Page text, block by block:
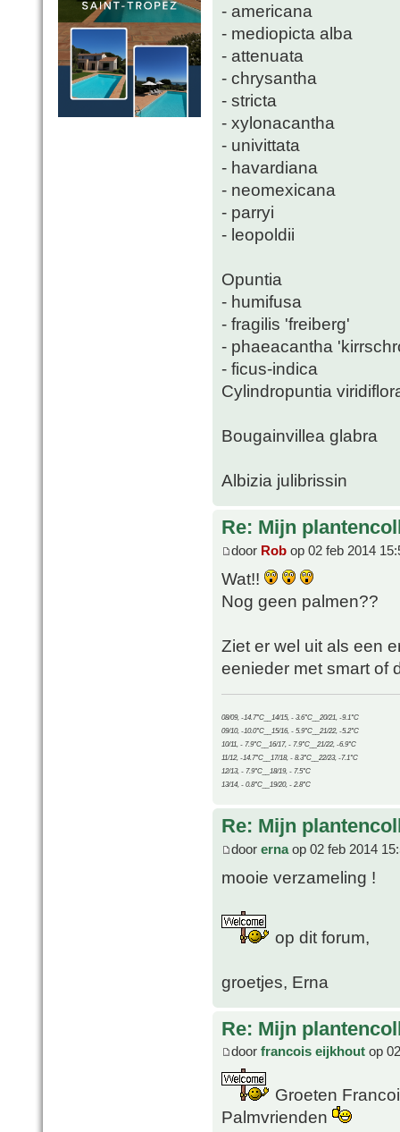
- americana
- mediopicta alba
- attenuata
- chrysantha
- stricta
- xylonacantha
- univittata
- havardiana
- neomexicana
- parryi
- leopoldii
Opuntia
- humifusa
- fragilis 'freiberg'
- phaeacantha
- ficus-indica
Cylindropuntia
Bougainvillea glabra
Albizia julibrissin
Re: Mijn
door Rob op 02 feb 2014
Wat!!
Nog geen palmen??
Ziet er wel uit als een
eenieder met smart of
08/09, -14.7°C__14/15, - 3.6°C__20/21, -9.1°C
09/10, -10.0°C__15/16, - 5.9°C__21/22, -5.2°C
10/11, - 7.9°C__16/17, - 7.9°C__21/22, -6.9°C
11/12, -14.7°C__17/18, - 8.3°C__22/23, -7.1°C
12/13, - 7.9°C__18/19, - 7.5°C
13/14, - 0.8°C__19/20, - 2.8°C
Re: Mijn
door ernaop 02 feb 2014
mooie verzameling !
op dit forum,
groetjes, Erna
Re: Mijn
door francois eijkhout op
Groeten
Palmvrienden